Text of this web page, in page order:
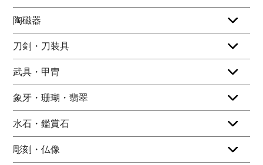
陶磁器
刀剣・刀装具
武具・甲冑
象牙・珊瑚・翡翠
水石・鑑賞石
彫刻・仏像